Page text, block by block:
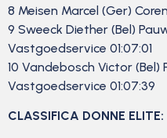
8 Meisen Marcel (Ger)
9 Sweeck Diether (Bel)
Vastgoedservice 01:07:01
10 Vandebosch Victor (Bel)
Vastgoedservice 01:07:39
CLASSIFICA DONNE ELITE: